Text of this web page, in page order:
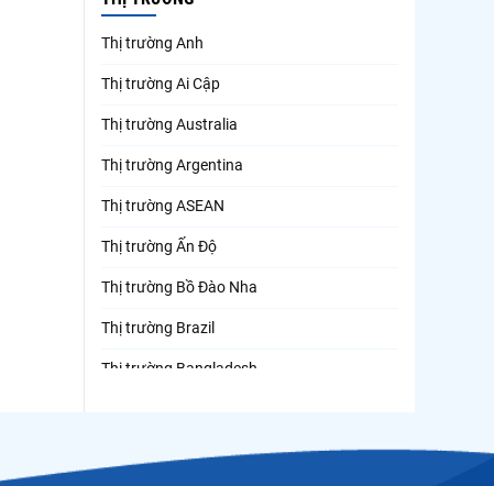
Thị trường Anh
Thị trường Ai Cập
Thị trường Australia
Thị trường Argentina
Thị trường ASEAN
Thị trường Ấn Độ
Thị trường Bồ Đào Nha
Thị trường Brazil
Thị trường Bangladesh